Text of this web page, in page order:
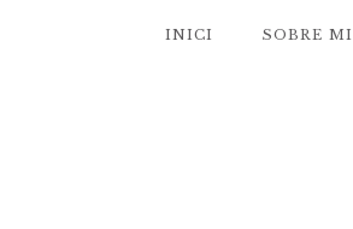
INICI SOBRE MI